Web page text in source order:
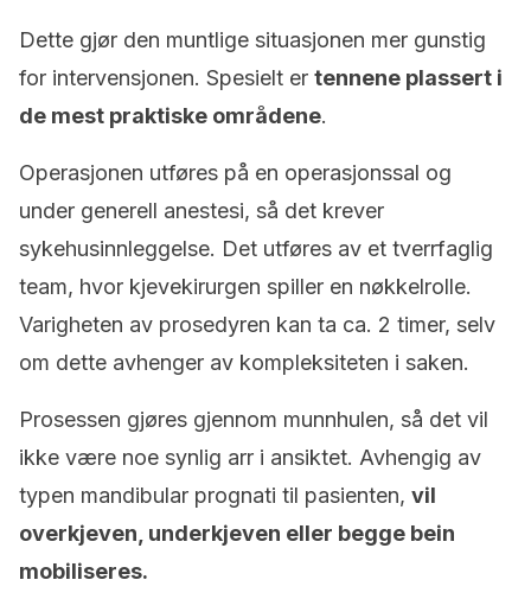
Dette gjør den muntlige situasjonen mer gunstig
for intervensjonen. Spesielt er tennene plassert i
de mest praktiske områdene.
Operasjonen utføres på en operasjonssal og
under generell anestesi, så det krever
sykehusinnleggelse. Det utføres av et tverrfaglig
team, hvor kjevekirurgen spiller en nøkkelrolle.
Varigheten av prosedyren kan ta ca. 2 timer, selv
om dette avhenger av kompleksiteten i saken.
Prosessen gjøres gjennom munnhulen, så det vil
ikke være noe synlig arr i ansiktet. Avhengig av
typen mandibular prognati til pasienten, vil
overkjeven, underkjeven eller begge bein
mobiliseres.